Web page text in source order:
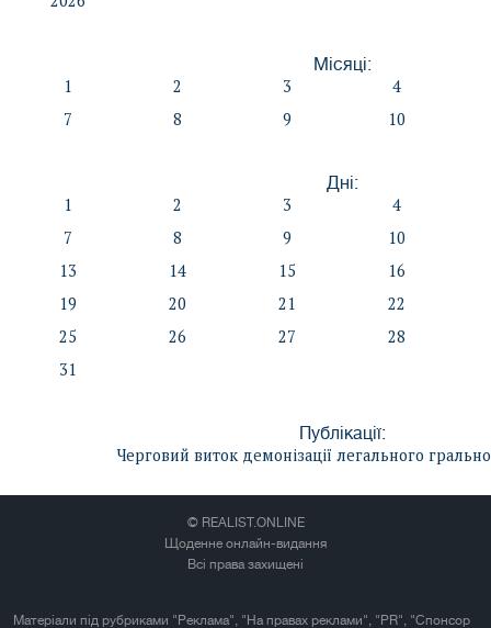
Місяці:
1 2 3
4
7
8 9 10
Дні:
1 2 3
4
7
8 9
10
13
14 15
16
19
20 21
22
25
26 27
28
31
Публікації:
Черговий виток демонізації легального
© REALIST.ONLINE
Щоденне онлайн-видання
Всі права захищені
Матеріали під рубриками "Реклама", "На правах реклами", "PR", "Спонсор